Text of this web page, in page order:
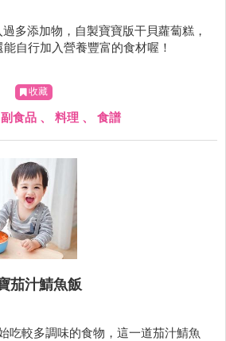
多添加物，自製寶寶版干貝蘿蔔糕，
自行加入營養豐富的食材喔！
收藏
副食品 、 料理 、 食譜
茄汁鯖魚飯
吃較多調味的食物，這一道茄汁鯖魚